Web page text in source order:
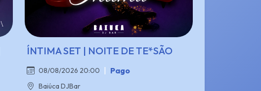
ÍNTIMA SET | NOITE DE TE*SÃO
08/08/2026 20:00 Pago
Baiúca DJBar